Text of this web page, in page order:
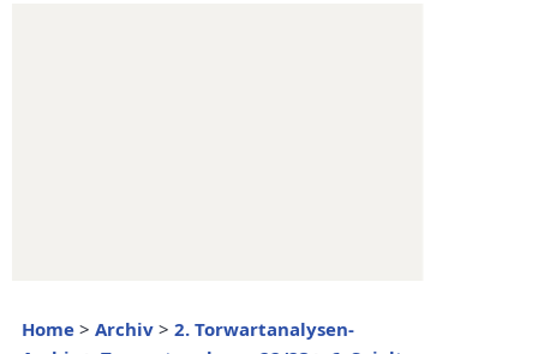
Home > Archiv > 2. Torwartanalysen-